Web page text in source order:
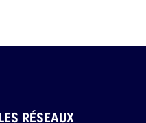
RÉSEAUX